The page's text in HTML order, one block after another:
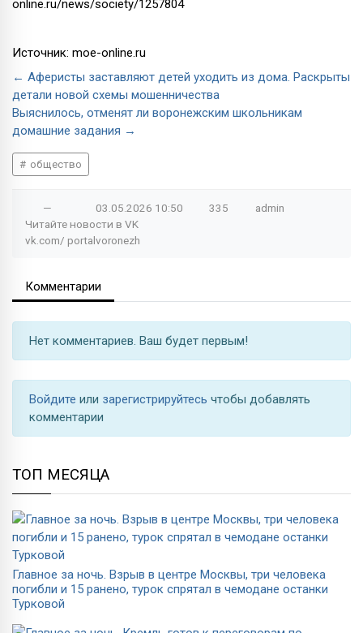
online.ru/news/society/1257804
Источник: moe-online.ru
← Аферисты заставляют детей уходить из дома. Раскрыты
детали новой схемы мошенничества
Выяснилось, отменят ли воронежским школьникам
домашние задания →
общество
— 03.05.2026 10:50 335
admin
Читайте новости в VK
vk.com/ portalvoronezh
Комментарии
Нет комментариев. Ваш будет первым!
Войдите или зарегистрируйтесь чтобы добавлять
комментарии
ТОП МЕСЯЦА
Главное за ночь. Взрыв в центре Москвы, три человека
погибли и 15 ранено, турок спрятал в чемодане останки
Турковой